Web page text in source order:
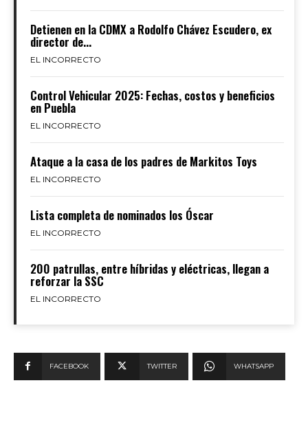
Detienen en la CDMX a Rodolfo Chávez Escudero, ex
director de...
EL INCORRECTO
Control Vehicular 2025: Fechas, costos y beneficios
en Puebla
EL INCORRECTO
Ataque a la casa de los padres de Markitos Toys
EL INCORRECTO
Lista completa de nominados los Óscar
EL INCORRECTO
200 patrullas, entre híbridas y eléctricas, llegan a
reforzar la SSC
EL INCORRECTO
FACEBOOK TWITTER WHATSAPP